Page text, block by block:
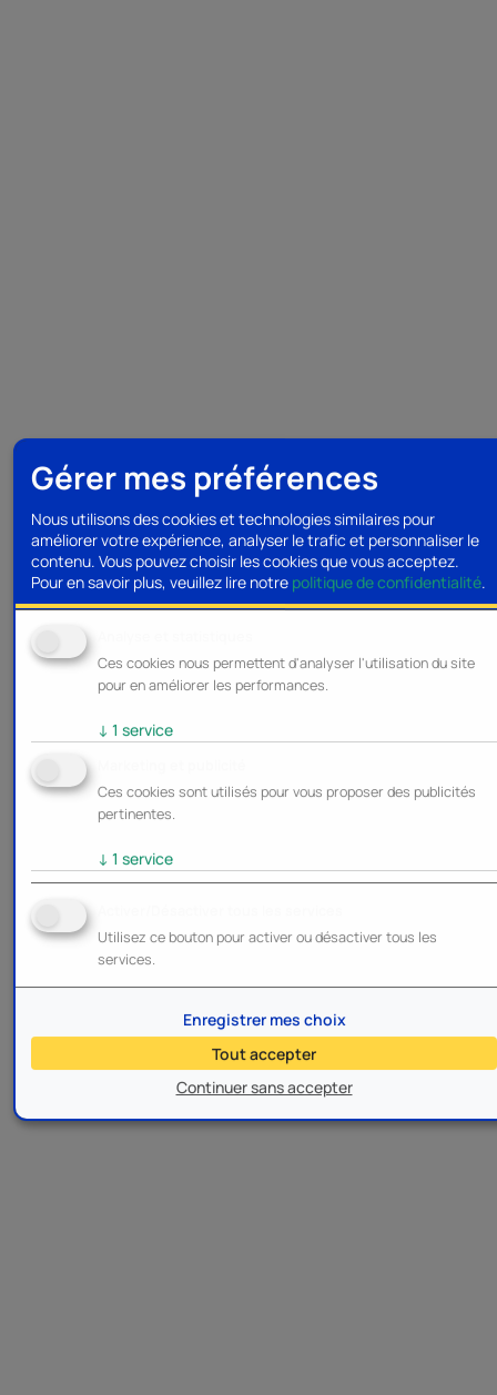
Gérer mes préférences
Nous utilisons des cookies et technologies similaires pour
améliorer votre expérience, analyser le trafic et personnaliser le
contenu. Vous pouvez choisir les cookies que vous acceptez.
Pour en savoir plus, veuillez lire notre politique de confidentialité.
Ces cookies nous permettent d'analyser l'utilisation du site
pour en améliorer les performances.
↓ 1 service
Ces cookies sont utilisés pour vous proposer des publicités
pertinentes.
↓ 1 service
Utilisez ce bouton pour activer ou désactiver tous les
services.
Continuer sans accepter
Enregistrer mes choix
Tout accepter